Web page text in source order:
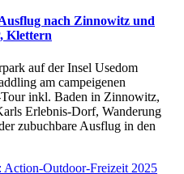
nach Zinnowitz und
Klettern
auf der Insel Usedom
am campeigenen
inkl. Baden in Zinnowitz,
Erlebnis-Dorf, Wanderung
zubuchbare Ausflug in den